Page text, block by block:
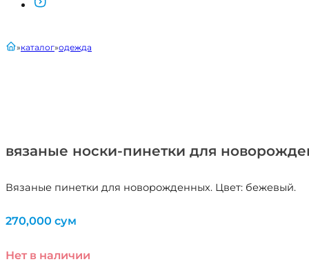
вязаные носки-пинетки для
Вязаные пинетки для новорожденных. Цвет: бежевый.
главнаякаталог одежда
270,000 сум
Нет в наличии